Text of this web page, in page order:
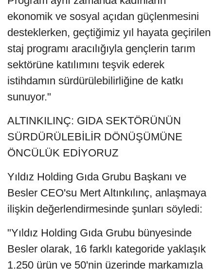
ekonomik ve sosyal açıdan güçlenmesini
desteklerken, geçtiğimiz yıl hayata geçirilen
staj programı aracılığıyla gençlerin tarım
sektörüne katılımını teşvik ederek
istihdamın sürdürülebilirliğine de katkı
sunuyor."
ALTINKILINÇ: GIDA SEKTÖRÜNÜN
SÜRDÜRÜLEBİLİR DÖNÜŞÜMÜNE
ÖNCÜLÜK EDİYORUZ
Yıldız Holding Gıda Grubu Başkanı ve
Besler CEO'su Mert Altınkılınç, anlaşmaya
ilişkin değerlendirmesinde şunları söyledi:
"Yıldız Holding Gıda Grubu bünyesinde
Besler olarak, 16 farklı kategoride yaklaşık
1.250 ürün ve 50'nin üzerinde markamızla